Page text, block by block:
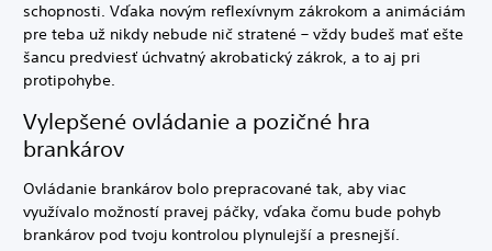
schopnosti. Vďaka novým reflexívnym zákrokom a animáciám
pre teba už nikdy nebude nič stratené – vždy budeš mať ešte
šancu predviesť úchvatný akrobatický zákrok, a to aj pri
protipohybe.
Vylepšené ovládanie a pozičné hra
brankárov
Ovládanie brankárov bolo prepracované tak, aby viac
využívalo možností pravej páčky, vďaka čomu bude pohyb
brankárov pod tvoju kontrolou plynulejší a presnejší.